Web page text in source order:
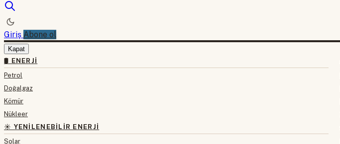
Giriş Abone ol
Kapat
🛢 ENERJI
Petrol
Doğalgaz
Kömür
Nükleer
☀️ YENILENEBILIR ENERJI
Solar